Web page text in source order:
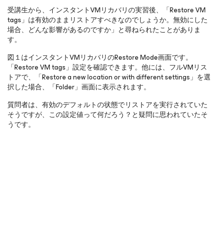
受講生から、インスタントVMリカバリの実習後、「Restore VM
tags」は有効のままリストアすべきなのでしょうか。無効にした
場合、どんな影響があるのですか」と尋ねられたことがありま
す。
図１はインスタントVMリカバリのRestore Mode画面です。
「Restore VM tags」設定を確認できます。他には、フルVMリス
トアで、「Restore a new location or with different settings」を選
択した場合、「Folder」画面に表示されます。
質問者は、有効のデフォルトの状態でリストアを実行されていた
そうですが、この設定値って何だろう？と疑問に思われていたそ
うです。